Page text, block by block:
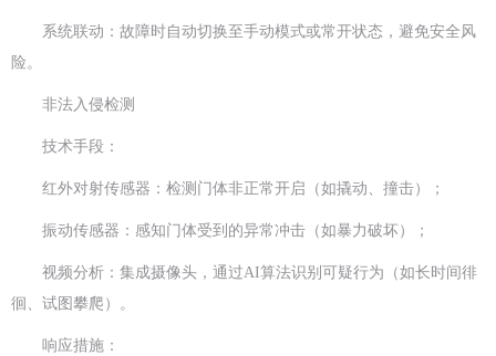
系统联动：故障时自动切换至手动模式或常开状态，避免安全风
险。
非法入侵检测
技术手段：
红外对射传感器：检测门体非正常开启（如撬动、撞击）；
振动传感器：感知门体受到的异常冲击（如暴力破坏）；
视频分析：集成摄像头，通过AI算法识别可疑行为（如长时间徘
徊、试图攀爬）。
响应措施：